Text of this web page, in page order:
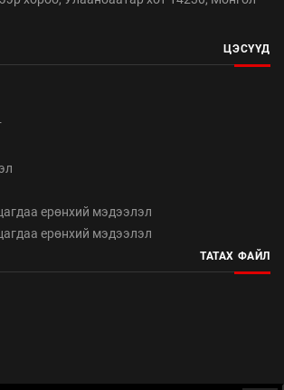
ЦЭСҮҮД
ерөнхий мэдээлэл
ерөнхий мэдээлэл
ТАТАХ ФАЙЛ